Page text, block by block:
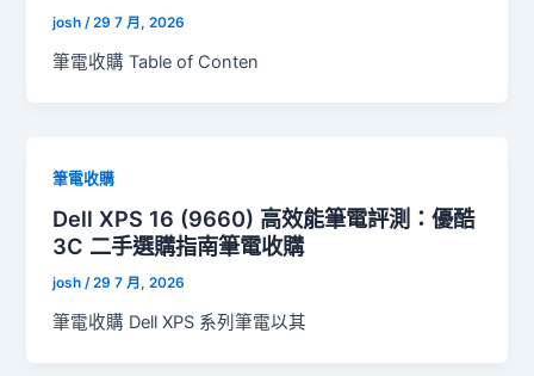
josh/29 7 月, 2026
筆電收購 Table of Conten
筆電收購
Dell XPS 16 (9660) 高效能筆電評測：優酷
3C 二手選購指南筆電收購
josh/29 7 月, 2026
筆電收購 Dell XPS 系列筆電以其